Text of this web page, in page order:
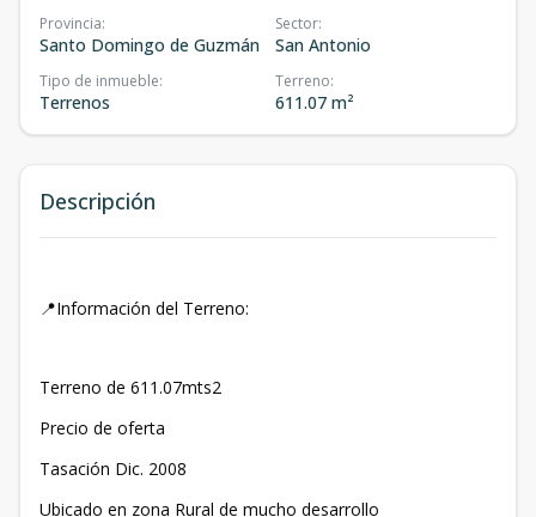
Provincia:
Santo Domingo de Guzmán
Sector:
San Antonio
Tipo de inmueble:
Terrenos
Terreno:
611.07 m²
Descripción
📍Información del Terreno:
Terreno de 611.07mts2
Precio de oferta
Tasación Dic. 2008
Ubicado en zona Rural de mucho desarrollo